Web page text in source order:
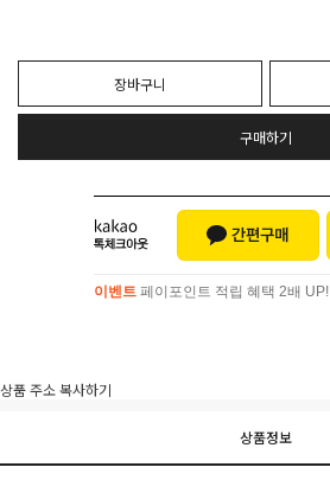
장바구니
구매하기
이벤트 페이포인트 적립 혜택 2배 UP!
상품 주소 복사하기
상품정보